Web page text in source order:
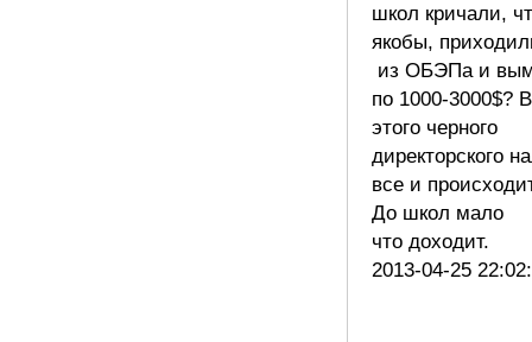
школ кричали,
якобы,
из ОБЭПа и
по 1000-3000$?
этого черного
директорского
все и
До школ мало
что доходит.
2013-04-25